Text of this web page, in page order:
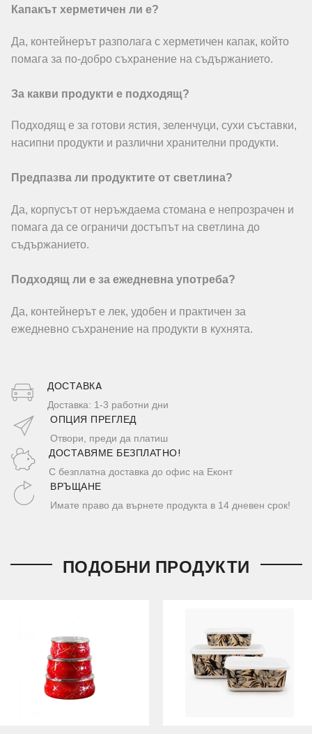
Капакът херметичен ли е?
Да, контейнерът разполага с херметичен капак, който
помага за по-добро съхранение на съдържанието.
За какви продукти е подходящ?
Подходящ е за готови ястия, зеленчуци, сухи съставки,
насипни продукти и различни хранителни продукти.
Предпазва ли продуктите от светлина?
Да, корпусът от неръждаема стомана е непрозрачен и
помага да се ограничи достъпът на светлина до
съдържанието.
Подходящ ли е за ежедневна употреба?
Да, контейнерът е лек, удобен и практичен за
ежедневно съхранение на продукти в кухнята.
ДОСТАВКA
Доставка: 1-3 работни дни
ОПЦИЯ ПРЕГЛЕД
Отвори, преди да платиш
ДОСТАВЯМЕ БЕЗПЛАТНО!
С безплатна доставка до офис на Еконт
ВРЪЩАНЕ
Имате право да върнете продукта в 14 дневен срок!
ПОДОБНИ ПРОДУКТИ